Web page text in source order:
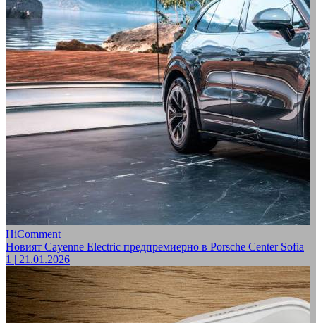
HiComment
Новият Cayenne Electric предпремиерно в Porsche Center Sofia
1 | 21.01.2026